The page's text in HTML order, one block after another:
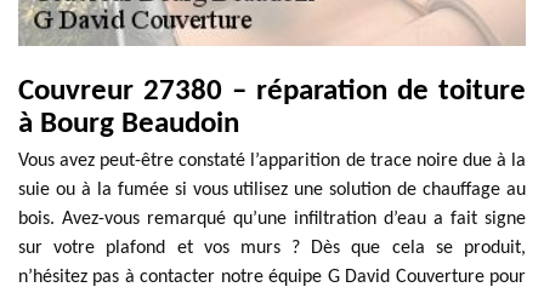
Couvreur 27380 – réparation de toiture
à Bourg Beaudoin
Vous avez peut-être constaté l’apparition de trace noire due à la
suie ou à la fumée si vous utilisez une solution de chauffage au
bois. Avez-vous remarqué qu’une infiltration d’eau a fait signe
sur votre plafond et vos murs ? Dès que cela se produit,
n’hésitez pas à contacter notre équipe G David Couverture pour